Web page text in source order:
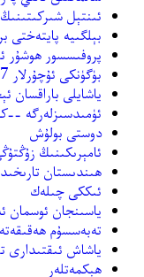
ئىنتېل
بېلگىيە پايتەختى
پروفىسسور ھوشۇر
بۈگۈنكى ئۇچۇرلار 2015.9.7
ياشايلى باراقسان
ئۈمىدسىزلەرگە --
دوستى بولۇش
ئامېرىكىنىڭ
ھىندىستان
ئىككى چىلەك
ياسىنجان ئوسمان
تەبەسسۇم
ياشاش ئىقتىدارى
ھېكمەتلەر